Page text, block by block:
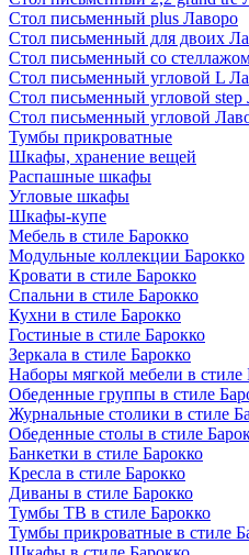
Стол письменный plus Лаворо
Стол письменный для двоих
Стол письменный со
Стол письменный угловой L
Стол письменный угловой
Стол письменный угловой
Тумбы прикроватные
Шкафы, хранение вещей
Распашные шкафы
Угловые шкафы
Шкафы-купе
Мебель в стиле Барокко
Модульные коллекции Барокко
Кровати в стиле Барокко
Спальни в стиле Барокко
Кухни в стиле Барокко
Гостиные в стиле Барокко
Зеркала в стиле Барокко
Наборы мягкой мебели в стиле
Обеденные группы в стиле
Журнальные столики в стиле
Обеденные столы в стиле
Банкетки в стиле Барокко
Кресла в стиле Барокко
Диваны в стиле Барокко
Тумбы ТВ в стиле Барокко
Тумбы прикроватные в стиле